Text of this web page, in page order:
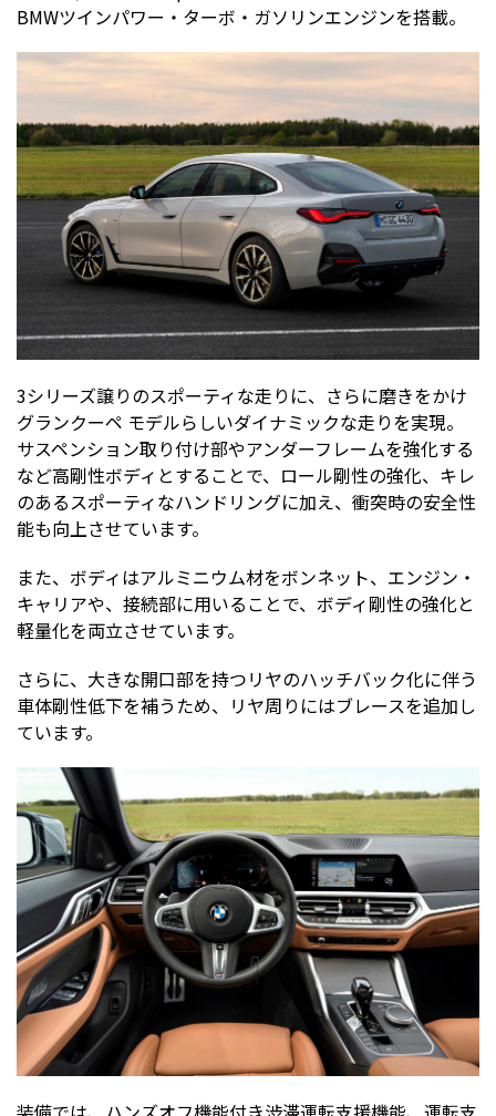
BMWツインパワー・ターボ・ガソリンエンジンを搭載。
3シリーズ譲りのスポーティな走りに、さらに磨きをかけ
グランクーペ モデルらしいダイナミックな走りを実現。
サスペンション取り付け部やアンダーフレームを強化する
など高剛性ボディとすることで、ロール剛性の強化、キレ
のあるスポーティなハンドリングに加え、衝突時の安全性
能も向上させています。
また、ボディはアルミニウム材をボンネット、エンジン・
キャリアや、接続部に用いることで、ボディ剛性の強化と
軽量化を両立させています。
さらに、大きな開口部を持つリヤのハッチバック化に伴う
車体剛性低下を補うため、リヤ周りにはブレースを追加し
ています。